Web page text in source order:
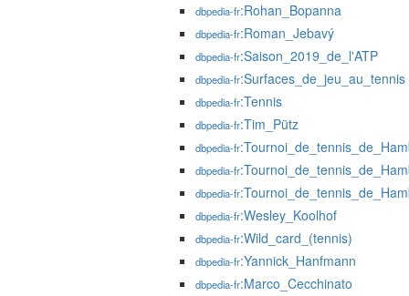
dbpedia-fr:Rohan_Bopanna
dbpedia-fr:Roman_Jebavý
dbpedia-fr:Saison_2019_de_l'ATP
dbpedia-fr:Surfaces_de_jeu_au_tennis
dbpedia-fr:Tennis
dbpedia-fr:Tim_Pütz
dbpedia-fr
dbpedia-fr
dbpedia-fr
dbpedia-fr:Wesley_Koolhof
dbpedia-fr:Wild_card_(tennis)
dbpedia-fr:Yannick_Hanfmann
dbpedia-fr:Marco_Cecchinato